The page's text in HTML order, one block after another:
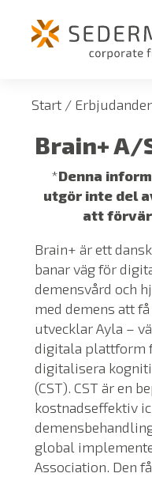
innehållet
Start /
Brain+ A/
*Denna
utgör inte del
att
Brain+ är ett
banar väg för
demensvård och
med demens att
utvecklar Ayla –
digitala plattform
digitalisera
(CST). CST är en
kostnadseffektiv
global
Association. Den